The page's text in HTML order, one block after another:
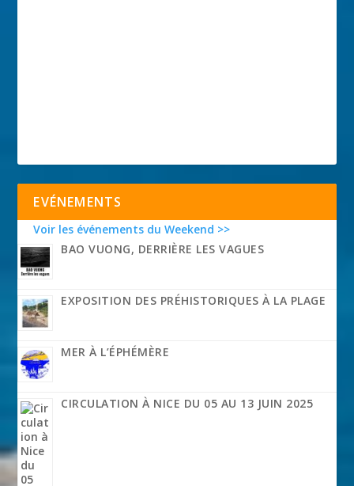
EVÉNEMENTS
Voir les événements du Weekend >>
BAO VUONG, DERRIÈRE LES VAGUES
EXPOSITION DES PRÉHISTORIQUES À LA PLAGE
MER À L’ÉPHÉMÈRE
CIRCULATION À NICE DU 05 AU 13 JUIN 2025